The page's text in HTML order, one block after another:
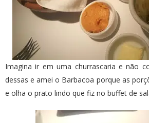
Imagina ir em uma churrascaria e não
dessas e amei o Barbacoa porque as
e olha o prato lindo que fiz no buffet de